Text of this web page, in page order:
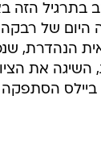
זהב בתרגיל
היום של
הנהדרת,
השיגה את
ביילס